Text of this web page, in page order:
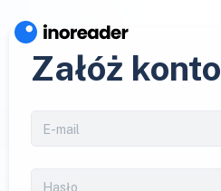
Załóż konto